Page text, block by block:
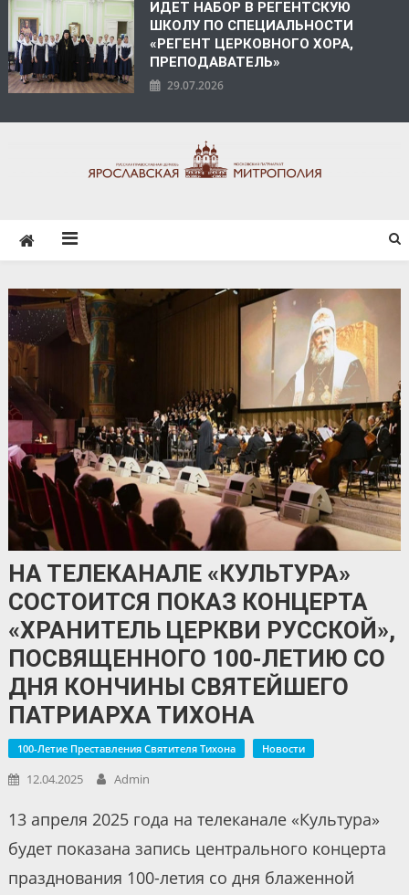
ИДЕТ НАБОР В РЕГЕНТСКУЮ
ШКОЛУ ПО СПЕЦИАЛЬНОСТИ
«РЕГЕНТ ЦЕРКОВНОГО ХОРА,
ПРЕПОДАВАТЕЛЬ»
29.07.2026
НА ТЕЛЕКАНАЛЕ «КУЛЬТУРА»
СОСТОИТСЯ ПОКАЗ КОНЦЕРТА
«ХРАНИТЕЛЬ ЦЕРКВИ РУССКОЙ»,
ПОСВЯЩЕННОГО 100-ЛЕТИЮ СО
ДНЯ КОНЧИНЫ СВЯТЕЙШЕГО
ПАТРИАРХА ТИХОНА
100-Летие Преставления Святителя Тихона Новости
12.04.2025 Admin
13 апреля 2025 года на телеканале «Культура»
будет показана запись центрального концерта
празднования 100-летия со дня блаженной